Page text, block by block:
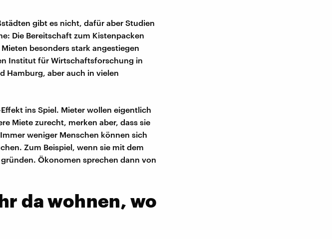
gibt es nicht, dafür aber Studien
Die Bereitschaft zum Kistenpacken
besonders stark angestiegen
Institut für Wirtschaftsforschung in
Hamburg, aber auch in vielen
ins Spiel. Mieter wollen eigentlich
Miete zurecht, merken aber, dass sie
weniger Menschen können sich
Zum Beispiel, wenn sie mit dem
Ökonomen sprechen dann von
da wohnen, wo